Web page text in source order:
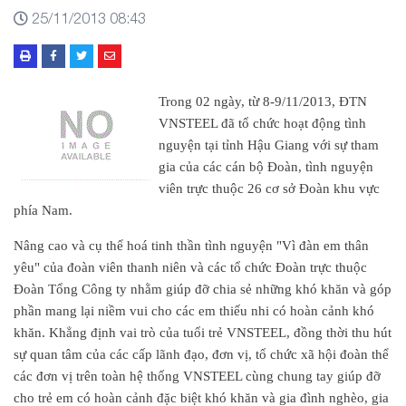
25/11/2013 08:43
Trong 02 ngày, từ 8-9/11/2013, ĐTN
VNSTEEL đã tổ chức hoạt động tình
nguyện tại tỉnh Hậu Giang với sự tham
gia của các cán bộ Đoàn, tình nguyện
viên trực thuộc 26 cơ sở Đoàn khu vực
phía Nam.
Nâng cao và cụ thể hoá tinh thần tình nguyện "Vì đàn em thân
yêu" của đoàn viên thanh niên và các tổ chức Đoàn trực thuộc
Đoàn Tổng Công ty nhằm giúp đỡ chia sẻ những khó khăn và góp
phần mang lại niềm vui cho các em thiếu nhi có hoàn cảnh khó
khăn. Khẳng định vai trò của tuổi trẻ VNSTEEL, đồng thời thu hút
sự quan tâm của các cấp lãnh đạo, đơn vị, tổ chức xã hội đoàn thể
các đơn vị trên toàn hệ thống VNSTEEL cùng chung tay giúp đỡ
cho trẻ em có hoàn cảnh đặc biệt khó khăn và gia đình nghèo, gia